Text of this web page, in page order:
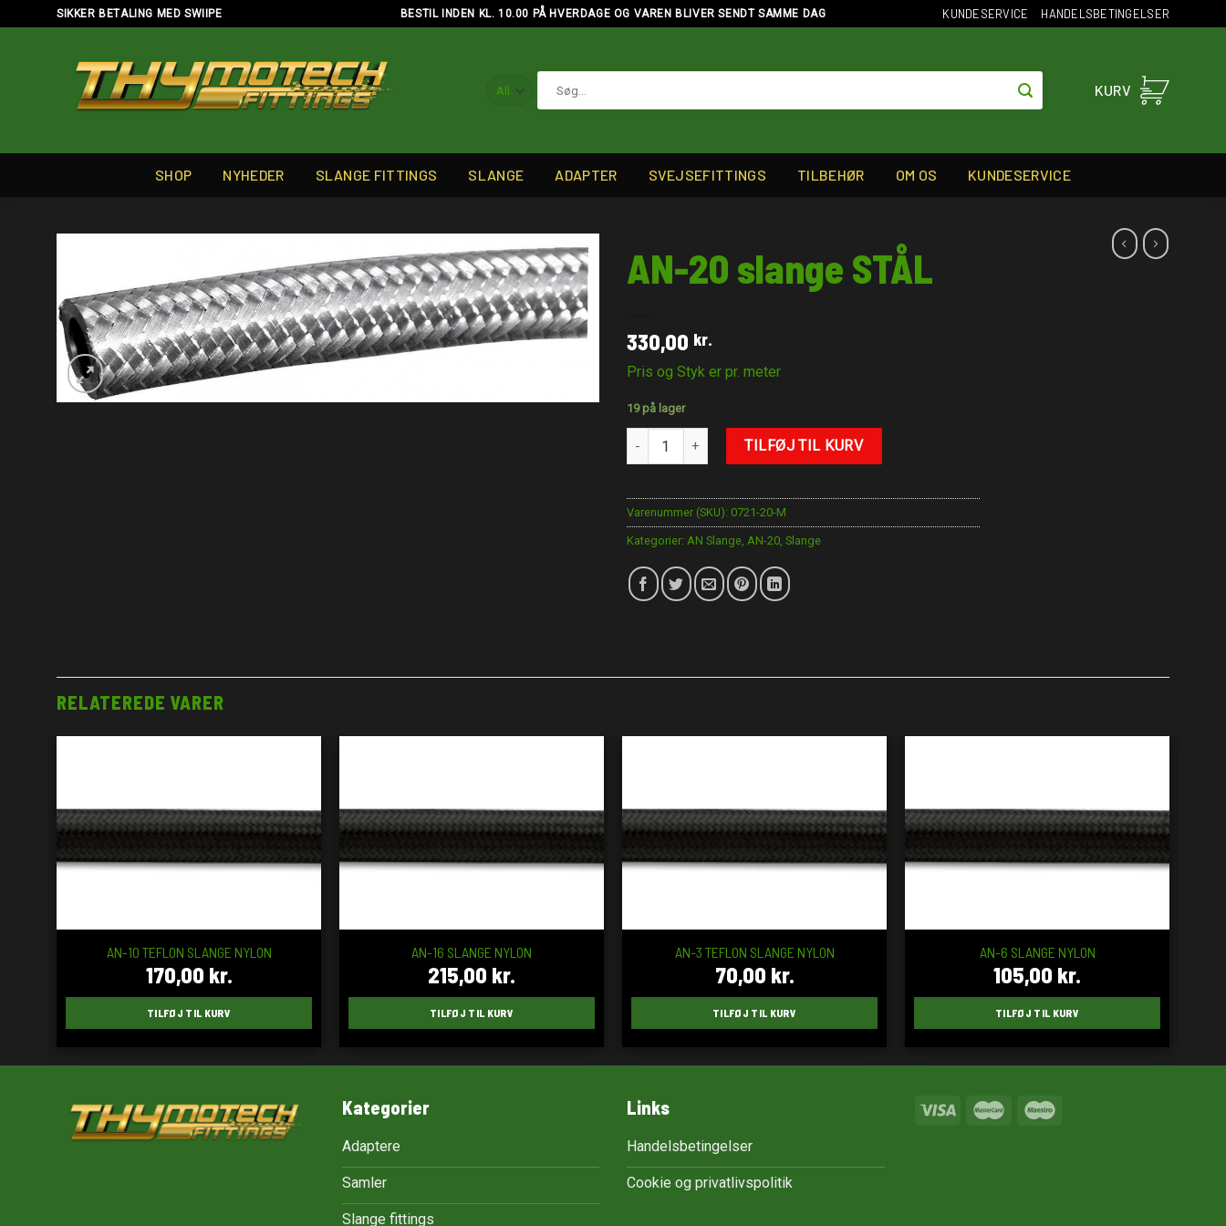
to
SIKKER BETALING MED SWIIPE BESTIL INDEN KL. 10.00 PÅ HVERDAGE OG VAREN BLIVER SENDT SAMME DAG KUNDESERVICE HANDELSBETINGELSER
efter:
KURV
SHOP NYHEDER SLANGE FITTINGS SLANGE ADAPTER SVEJSEFITTINGS TILBEHØR OM OS KUNDESERVICE
AN-20 slange STÅL
330,00 kr.
Pris og Styk er pr. meter
19 på lager
AN-20 slange STÅL antalTILFØJ TIL KURV
Varenummer (SKU): 0721-20-M
Kategorier: AN Slange, AN-20, Slange
RELATEREDE VARER
AN-10 TEFLON SLANGE NYLON
170,00 kr.
TILFØJ TIL KURV
AN-16 SLANGE NYLON
215,00 kr.
TILFØJ TIL KURV
AN-3 TEFLON SLANGE NYLON
70,00 kr.
TILFØJ TIL KURV
AN-6 SLANGE NYLON
105,00 kr.
TILFØJ TIL KURV
Kategorier
Adaptere
Samler
Slange fittings
Links
Handelsbetingelser
Cookie og privatlivspolitik